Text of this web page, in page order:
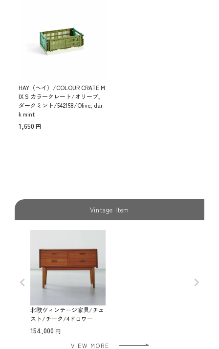
HAY（ヘイ）/COLOUR CRATE M
IX S カラークレート/オリーブ,
ダークミント/542158/Olive, dar
k mint
1,650
Vintage Item
北欧ヴィンテージ家具/チェ
スト/チーク/4ドロワー
154,000
VIEW MORE